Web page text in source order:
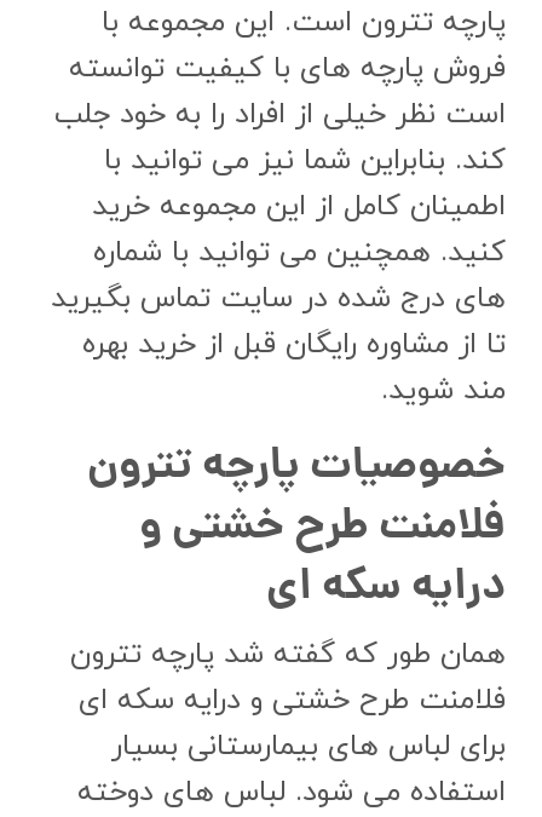
پارچه تترون است. این مجموعه با
فروش پارچه های با کیفیت توانسته
است نظر خیلی از افراد را به خود جلب
کند. بنابراین شما نیز می توانید با
اطمینان کامل از این مجموعه خرید
کنید. همچنین می توانید با شماره
های درج شده در سایت تماس بگیرید
تا از مشاوره رایگان قبل از خرید بهره
مند شوید.
خصوصیات پارچه تترون
فلامنت طرح خشتی و
درایه سکه ای
همان طور که گفته شد پارچه تترون
فلامنت طرح خشتی و درایه سکه ای
برای لباس های بیمارستانی بسیار
استفاده می شود. لباس های دوخته